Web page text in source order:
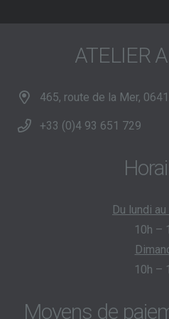
ATELIER
465, route de la Mer,
+33 (0)4 93 651 729
Du lundi
10h –
10h –
Moyens de